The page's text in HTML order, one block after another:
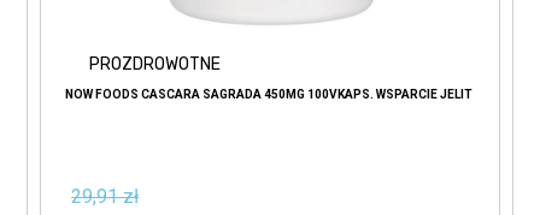
PROZDROWOTNE
NOW FOODS CASCARA SAGRADA 450MG 100VKAPS. WSPARCIE JELIT
29,91 zł